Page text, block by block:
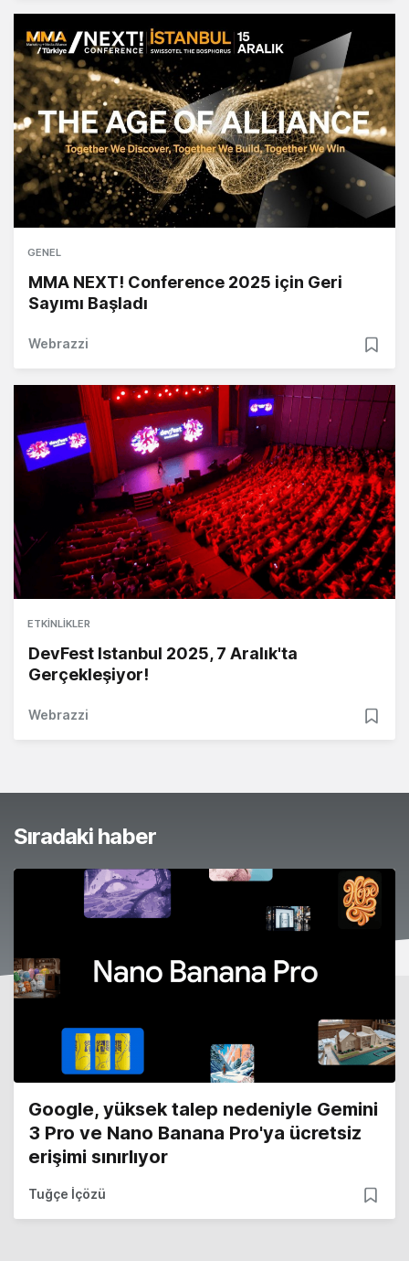
GENEL
MMA NEXT! Conference 2025 için Geri
Sayımı Başladı
Webrazzi
ETKINLIKLER
DevFest Istanbul 2025, 7 Aralık'ta
Gerçekleşiyor!
Webrazzi
Sıradaki haber
Google, yüksek talep nedeniyle Gemini
3 Pro ve Nano Banana Pro'ya ücretsiz
erişimi sınırlıyor
Tuğçe İçözü